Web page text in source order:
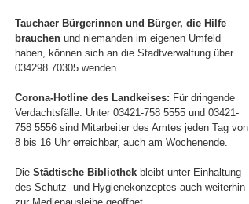
Tauchaer Bürgerinnen und Bürger, die Hilfe
brauchen und niemanden im eigenen Umfeld
haben, können sich an die Stadtverwaltung über
034298 70305 wenden.
Corona-Hotline des Landkeises: Für dringende
Verdachtsfälle: Unter 03421-758 5555 und 03421-
758 5556 sind Mitarbeiter des Amtes jeden Tag von
8 bis 16 Uhr erreichbar, auch am Wochenende.
Die Städtische Bibliothek bleibt unter Einhaltung
des Schutz- und Hygienekonzeptes auch weiterhin